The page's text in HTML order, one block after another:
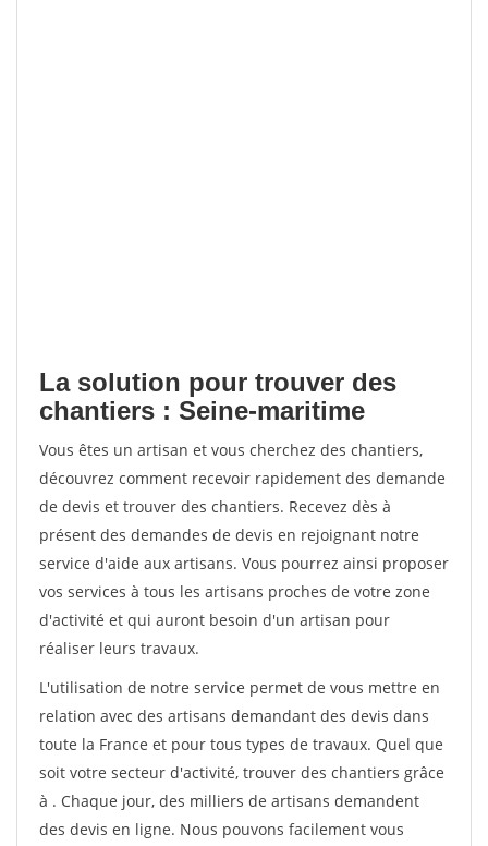
La solution pour trouver des
chantiers : Seine-maritime
Vous êtes un artisan et vous cherchez des chantiers,
découvrez comment recevoir rapidement des demande
de devis et trouver des chantiers. Recevez dès à
présent des demandes de devis en rejoignant notre
service d'aide aux artisans. Vous pourrez ainsi proposer
vos services à tous les artisans proches de votre zone
d'activité et qui auront besoin d'un artisan pour
réaliser leurs travaux.
L'utilisation de notre service permet de vous mettre en
relation avec des artisans demandant des devis dans
toute la France et pour tous types de travaux. Quel que
soit votre secteur d'activité, trouver des chantiers grâce
à . Chaque jour, des milliers de artisans demandent
des devis en ligne. Nous pouvons facilement vous